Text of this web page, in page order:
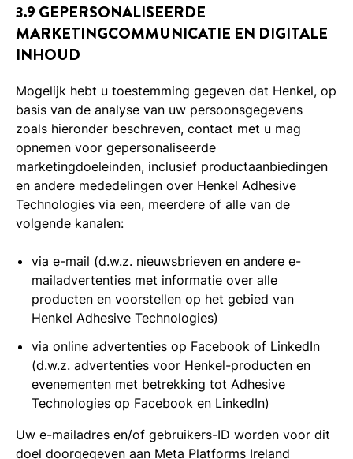
3.9 GEPERSONALISEERDE
MARKETINGCOMMUNICATIE EN DIGITALE
INHOUD
Mogelijk hebt u toestemming gegeven dat Henkel, op
basis van de analyse van uw persoonsgegevens
zoals hieronder beschreven, contact met u mag
opnemen voor gepersonaliseerde
marketingdoeleinden, inclusief productaanbiedingen
en andere mededelingen over Henkel Adhesive
Technologies via een, meerdere of alle van de
volgende kanalen:
via e-mail (d.w.z. nieuwsbrieven en andere e-
mailadvertenties met informatie over alle
producten en voorstellen op het gebied van
Henkel Adhesive Technologies)
via online advertenties op Facebook of LinkedIn
(d.w.z. advertenties voor Henkel-producten en
evenementen met betrekking tot Adhesive
Technologies op Facebook en LinkedIn)
Uw e-mailadres en/of gebruikers-ID worden voor dit
doel doorgegeven aan Meta Platforms Ireland